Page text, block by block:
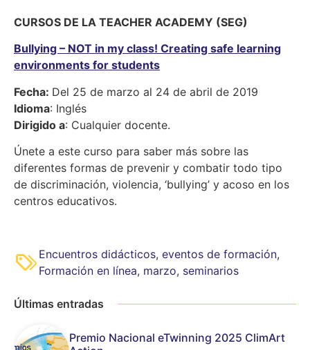
CURSOS DE LA TEACHER ACADEMY (SEG)
Bullying – NOT in my class! Creating safe learning
environments for students
Fecha: Del 25 de marzo al 24 de abril de 2019
Idioma: Inglés
Dirigido a: Cualquier docente.
Únete a este curso para saber más sobre las
diferentes formas de prevenir y combatir todo tipo
de discriminación, violencia, ‘bullying’ y acoso en los
centros educativos.
Encuentros didácticos, eventos de formación,
Formación en línea, marzo, seminarios
Últimas entradas
Premio Nacional eTwinning 2025 ClimArt